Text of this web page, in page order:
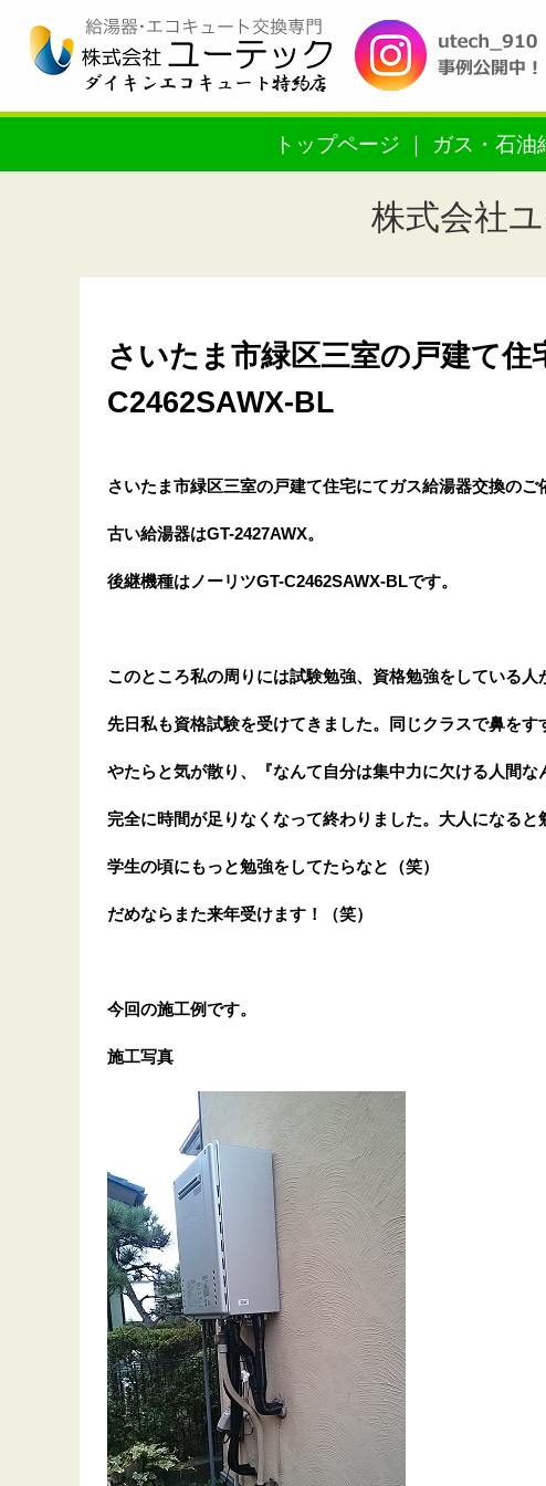
トップページ ガス・石油
株式会社
さいたま市緑区三室の戸建て
C2462SAWX-BL
さいたま市緑区三室の戸建て住宅にてガス給湯器交換のご
古い給湯器はGT-2427AWX。
後継機種はノーリツGT-C2462SAWX-BLです。
このところ私の周りには試験勉強、資格勉強をしている人
先日私も資格試験を受けてきました。同じクラスで鼻を
やたらと気が散り、『なんて自分は集中力に欠ける人間
完全に時間が足りなくなって終わりました。大人になる
学生の頃にもっと勉強をしてたらなと（笑）
だめならまた来年受けます！（笑）
今回の施工例です。
施工写真